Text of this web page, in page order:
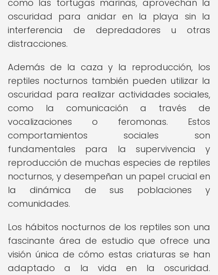
como las tortugas marinas, aprovechan la
oscuridad para anidar en la playa sin la
interferencia de depredadores u otras
distracciones.
Además de la caza y la reproducción, los
reptiles nocturnos también pueden utilizar la
oscuridad para realizar actividades sociales,
como la comunicación a través de
vocalizaciones o feromonas. Estos
comportamientos sociales son
fundamentales para la supervivencia y
reproducción de muchas especies de reptiles
nocturnos, y desempeñan un papel crucial en
la dinámica de sus poblaciones y
comunidades.
Los hábitos nocturnos de los reptiles son una
fascinante área de estudio que ofrece una
visión única de cómo estas criaturas se han
adaptado a la vida en la oscuridad.